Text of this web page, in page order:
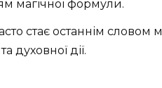
магічної формули.
стає останнім
духовної дії.